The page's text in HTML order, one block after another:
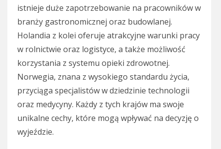
istnieje duże zapotrzebowanie na pracowników w
branży gastronomicznej oraz budowlanej.
Holandia z kolei oferuje atrakcyjne warunki pracy
w rolnictwie oraz logistyce, a także możliwość
korzystania z systemu opieki zdrowotnej.
Norwegia, znana z wysokiego standardu życia,
przyciąga specjalistów w dziedzinie technologii
oraz medycyny. Każdy z tych krajów ma swoje
unikalne cechy, które mogą wpływać na decyzję o
wyjeździe.